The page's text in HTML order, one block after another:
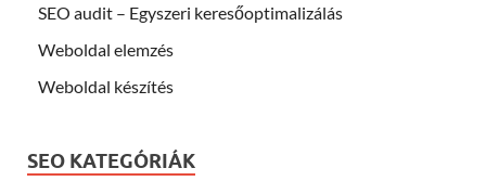
SEO audit – Egyszeri keresőoptimalizálás
Weboldal elemzés
Weboldal készítés
SEO KATEGÓRIÁK